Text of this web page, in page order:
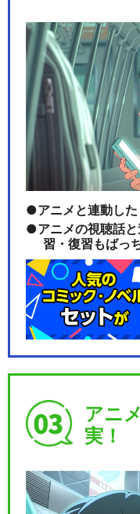
アニメと連動し
アニメの視聴話
習・復習もばっ
アニ
実！